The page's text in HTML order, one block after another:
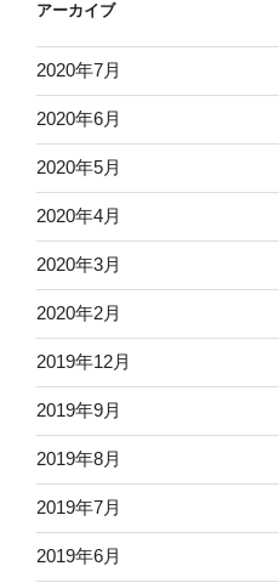
アーカイブ
2020年7月
2020年6月
2020年5月
2020年4月
2020年3月
2020年2月
2019年12月
2019年9月
2019年8月
2019年7月
2019年6月